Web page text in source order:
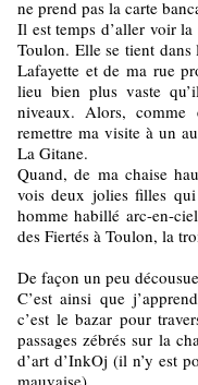
ne prend pas la carte
Il est temps d’aller voir
Toulon. Elle se tient dans
Lafayette et de ma rue
lieu bien plus vaste
niveaux. Alors,
remettre ma visite à un
La Gitane.
Quand, de ma chaise
vois deux jolies filles
homme habillé arc-en-
des Fiertés à Toulon, la
De façon un peu
C’est ainsi que
c’est le bazar pour
passages zébrés sur la
d’art d’InkOj (il n’y est
mauvaise).